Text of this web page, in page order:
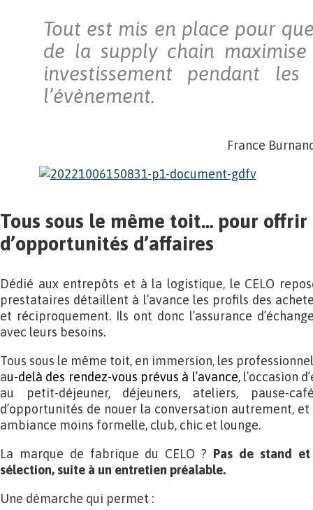
Tout est mis en place pour
de la supply chain
investissement pendant
l’évènement.
France
Tous sous le même toit… pour
d’opportunités d’affaires
Dédié aux entrepôts et à la logistique, le CELO
prestataires détaillent à l’avance les profils des
et réciproquement. Ils ont donc l’assurance
avec leurs besoins.
Tous sous le même toit, en immersion, les
au-delà des rendez-vous prévus à l’avance, l’occasion
au petit-déjeuner, déjeuners, ateliers, pause-
d’opportunités de nouer la conversation autrement,
ambiance moins formelle, club, chic et lounge.
La marque de fabrique du CELO ? Pas de stand
sélection, suite à un entretien préalable.
Une démarche qui permet :